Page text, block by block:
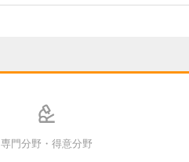
専門分野・得意分野